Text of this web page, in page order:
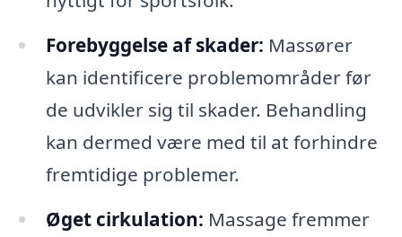
Forebyggelse af skader: Massører
kan identificere problemområder før
de udvikler sig til skader. Behandling
kan dermed være med til at forhindre
fremtidige problemer.
Øget cirkulation: Massage fremmer